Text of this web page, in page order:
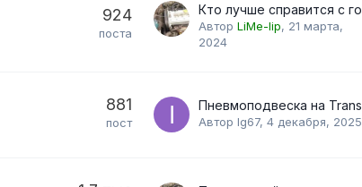
924
поста Автор LiMe-lip, 21 марта,
2024
881
пост Автор Ig67, 4 декабря, 2025